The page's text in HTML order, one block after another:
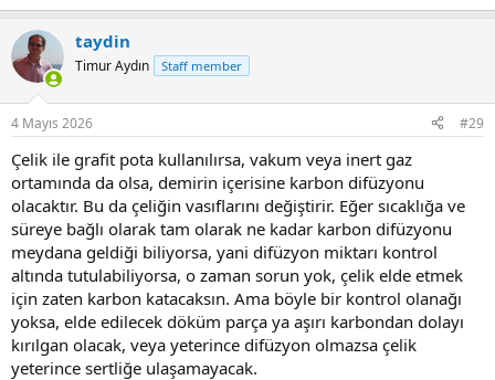
taydin
Timur Aydın Staff member
4 Mayıs 2026 #29
Çelik ile grafit pota kullanılırsa, vakum veya inert gaz
ortamında da olsa, demirin içerisine karbon difüzyonu
olacaktır. Bu da çeliğin vasıflarını değiştirir. Eğer sıcaklığa ve
süreye bağlı olarak tam olarak ne kadar karbon difüzyonu
meydana geldiği biliyorsa, yani difüzyon miktarı kontrol
altında tutulabiliyorsa, o zaman sorun yok, çelik elde etmek
için zaten karbon katacaksın. Ama böyle bir kontrol olanağı
yoksa, elde edilecek döküm parça ya aşırı karbondan dolayı
kırılgan olacak, veya yeterince difüzyon olmazsa çelik
yeterince sertliğe ulaşamayacak.